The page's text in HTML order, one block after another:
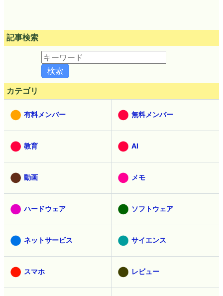
記事検索
カテゴリ
有料メンバー 無料メンバー
教育 AI
動画 メモ
ハードウェア ソフトウェア
ネットサービス サイエンス
スマホ レビュー